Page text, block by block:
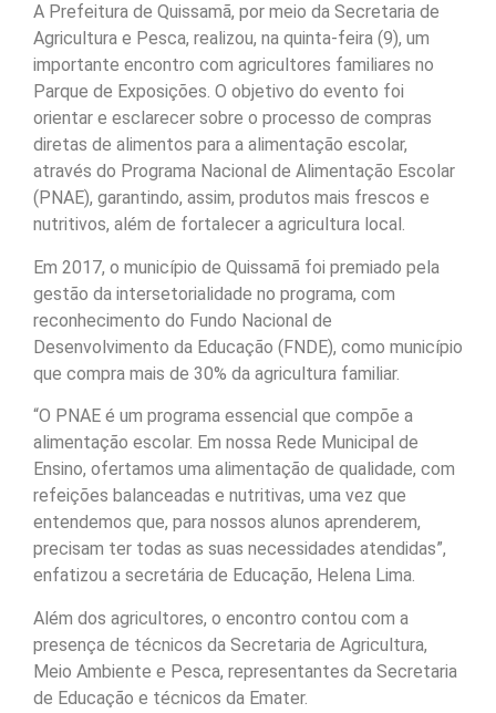
A Prefeitura de Quissamã, por meio da Secretaria de
Agricultura e Pesca, realizou, na quinta-feira (9), um
importante encontro com agricultores familiares no
Parque de Exposições. O objetivo do evento foi
orientar e esclarecer sobre o processo de compras
diretas de alimentos para a alimentação escolar,
através do Programa Nacional de Alimentação Escolar
(PNAE), garantindo, assim, produtos mais frescos e
nutritivos, além de fortalecer a agricultura local.
Em 2017, o município de Quissamã foi premiado pela
gestão da intersetorialidade no programa, com
reconhecimento do Fundo Nacional de
Desenvolvimento da Educação (FNDE), como município
que compra mais de 30% da agricultura familiar.
“O PNAE é um programa essencial que compõe a
alimentação escolar. Em nossa Rede Municipal de
Ensino, ofertamos uma alimentação de qualidade, com
refeições balanceadas e nutritivas, uma vez que
entendemos que, para nossos alunos aprenderem,
precisam ter todas as suas necessidades atendidas”,
enfatizou a secretária de Educação, Helena Lima.
Além dos agricultores, o encontro contou com a
presença de técnicos da Secretaria de Agricultura,
Meio Ambiente e Pesca, representantes da Secretaria
de Educação e técnicos da Emater.